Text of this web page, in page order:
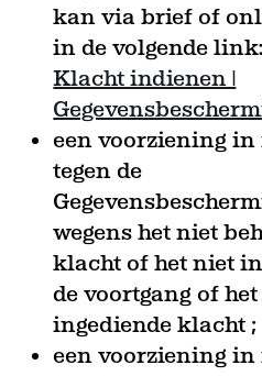
kan via brief of
in de volgende link:
Klacht indienen |
een voorziening in
tegen de
wegens het niet
klacht of het niet
de voortgang of
ingediende klacht ;
een voorziening in